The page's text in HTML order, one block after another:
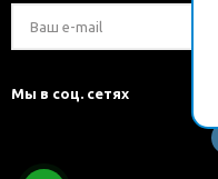
Мы в соц. сетях